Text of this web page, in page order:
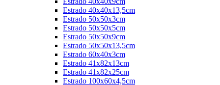
Estrado 40x40x13,5cm
Estrado 50x50x3cm
Estrado 50x50x5cm
Estrado 50x50x9cm
Estrado 50x50x13,5cm
Estrado 60x40x3cm
Estrado 41x82x13cm
Estrado 41x82x25cm
Estrado 100x60x4,5cm